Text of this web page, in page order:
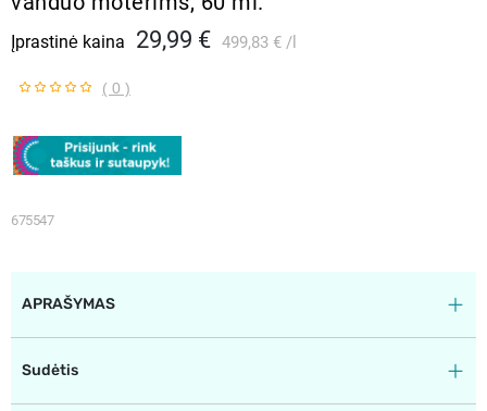
Įprastinė kaina 29,99 € 499,83 €
( 0 )
675547
APRAŠYMAS
Sudėtis